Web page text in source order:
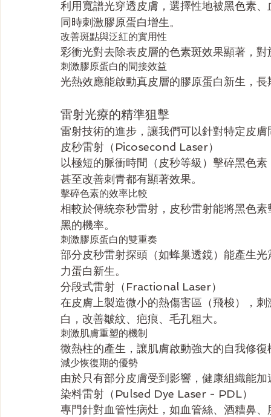
利用寬譜光穿透皮膚，選擇性地被黑色素
同時刺激膠原蛋白增生。
改善斑點與泛紅的實用性
彩衝光對去除表皮層的色素斑效果顯著，
刺激膠原蛋白的間接效益
光熱效應能啟動真皮層的膠原蛋白新生，
雷射光療的精準狙擊
雷射技術的進步，讓我們可以針對特定皮
皮秒雷射（Picosecond Laser）
以極短的脈衝時間（皮秒等級）擊碎黑色
甚至改善刺青都有顯著效果。
擊碎色素的效率比較
相較於傳統奈秒雷射，皮秒雷射能將黑色
黑的機率。
刺激膠原蛋白的雙重奏
部分皮秒雷射探頭（如蜂巢透鏡）能產生
力蛋白新生。
分段式雷射（Fractional Laser）
在皮膚上製造微小的熱傷害區（飛梭），
白，改善皺紋、疤痕、毛孔粗大。
刺激肌膚重塑的機制
微熱柱的產生，讓肌膚啟動強大的自我修
減少恢復期的優勢
由於只有部分皮膚受到影響，健康組織能
染料雷射（Pulsed Dye Laser - PDL）
專門針對血管性病灶，如血管絲、酒糟鼻